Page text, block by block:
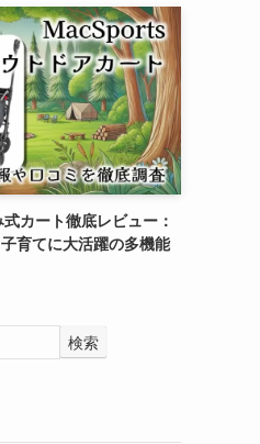
カート徹底レビュー：
育てに大活躍の多機能
検索